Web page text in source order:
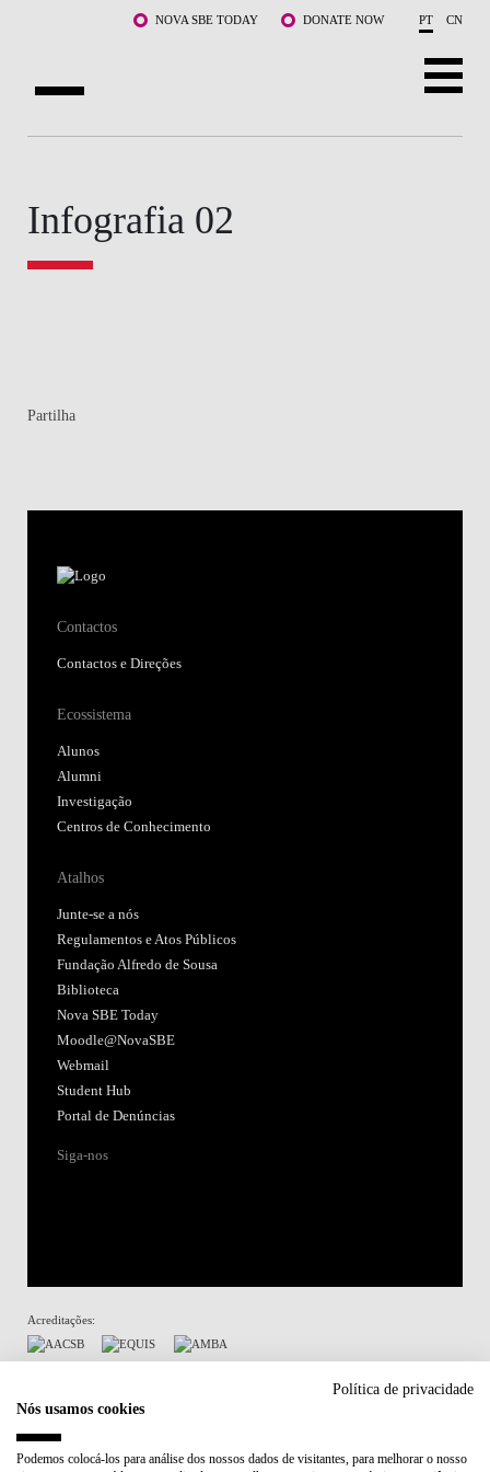
Saltar para o conteúdo principalNOVA SBE TODAY DONATE NOW PT CN
Infografia 02
Partilha
Contactos
Contactos e Direções
Ecossistema
Alunos
Alumni
Investigação
Centros de Conhecimento
Atalhos
Junte-se a nós
Regulamentos e Atos Públicos
Fundação Alfredo de Sousa
Biblioteca
Nova SBE Today
Moodle@NovaSBE
Webmail
Student Hub
Portal de Denúncias
Siga-nos
Acreditações:
Participa em:
Política de privacidade
Nós usamos cookies
Podemos colocá-los para análise dos nossos dados de visitantes, para melhorar o nosso